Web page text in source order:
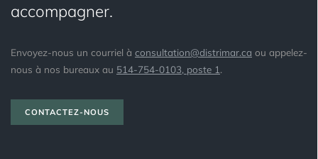
accompagner.
Envoyez-nous un courriel à consultation@distrimar.ca ou appelez-
nous à nos bureaux au 514-754-0103, poste 1 .
CONTACTEZ-NOUS